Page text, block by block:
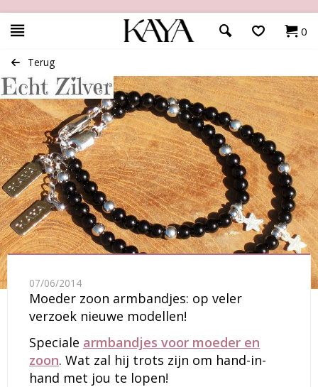
0
Terug
07/06/2014
Moeder zoon armbandjes: op veler
verzoek nieuwe modellen!
Speciale armbandjes voor moeder en
zoon. Wat zal hij trots zijn om hand-in-
hand met jou te lopen!